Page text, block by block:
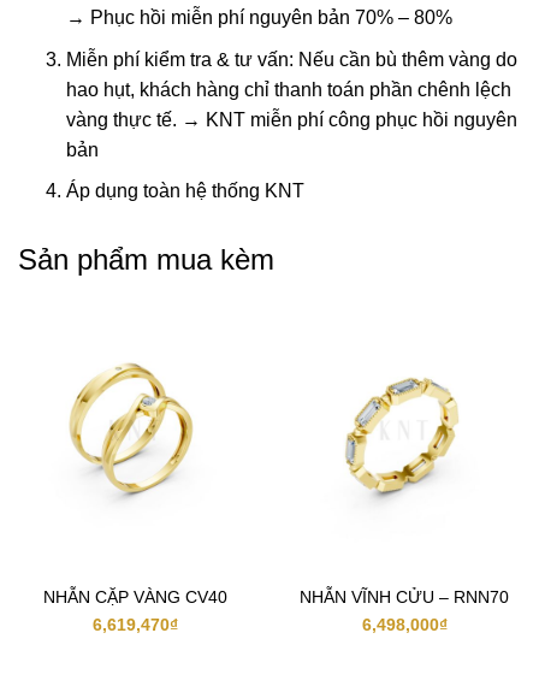
→ Phục hồi miễn phí nguyên bản 70% – 80%
Miễn phí kiểm tra & tư vấn: Nếu cần bù thêm vàng do
hao hụt, khách hàng chỉ thanh toán phần chênh lệch
vàng thực tế. → KNT miễn phí công phục hồi nguyên
bản
Áp dụng toàn hệ thống KNT
Sản phẩm mua kèm
NHẪN CẶP VÀNG CV40
6,619,470₫
NHẪN VĨNH CỬU – RNN70
6,498,000₫